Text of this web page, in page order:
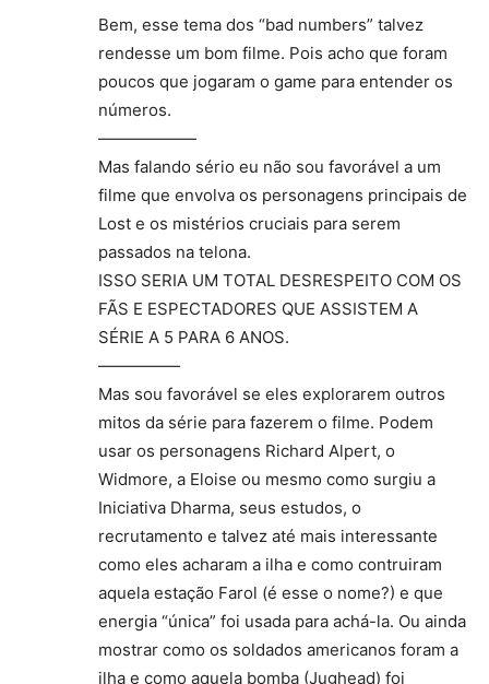
Bem, esse tema dos “bad numbers” talvez
rendesse um bom filme. Pois acho que foram
poucos que jogaram o game para entender os
números.
——————
Mas falando sério eu não sou favorável a um
filme que envolva os personagens principais de
Lost e os mistérios cruciais para serem
passados na telona.
ISSO SERIA UM TOTAL DESRESPEITO COM OS
FÃS E ESPECTADORES QUE ASSISTEM A
SÉRIE A 5 PARA 6 ANOS.
—————
Mas sou favorável se eles explorarem outros
mitos da série para fazerem o filme. Podem
usar os personagens Richard Alpert, o
Widmore, a Eloise ou mesmo como surgiu a
Iniciativa Dharma, seus estudos, o
recrutamento e talvez até mais interessante
como eles acharam a ilha e como contruiram
aquela estação Farol (é esse o nome?) e que
energia “única” foi usada para achá-la. Ou ainda
mostrar como os soldados americanos foram a
ilha e como aquela bomba (Jughead) foi